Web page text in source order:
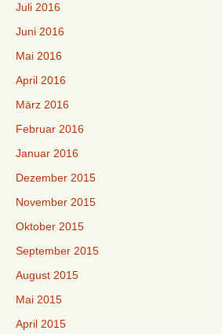
Juli 2016
Juni 2016
Mai 2016
April 2016
März 2016
Februar 2016
Januar 2016
Dezember 2015
November 2015
Oktober 2015
September 2015
August 2015
Mai 2015
April 2015